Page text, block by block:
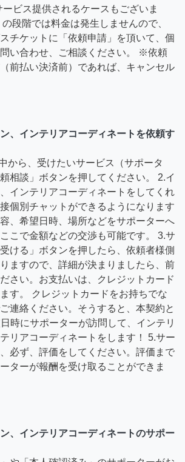
ビス提供されるケースもございま
段階では料金は発生しませんので、
チケットに「依頼申請」を頂いて、個
い合わせ、ご相談ください。 ※依頼
前払い決済前）であれば、キャンセル
、インテリアコーディネートを依頼す
から、受けたいサービス（サポータ
相談」ボタンを押してください。 2.イ
インテリアコーディネートをしてくれ
個別チャットができるようになります
、希望日時、場所などをサポーターへ
こで金額などの交渉も可能です。 3.サ
ける」ボタンを押したら、依頼者様側
ますので、詳細が決まりましたら、前
さい。お支払いは、クレジットカード
す。 クレジットカードをお持ちでな
連絡ください。そうすると、本契約と
時にサポーターが訪問して、インテリ
リアコーディネートをします！ 5.サー
必ず、評価をしてください。評価まで
ターが報酬を受け取ることができま
、インテリアコーディネートのサポー